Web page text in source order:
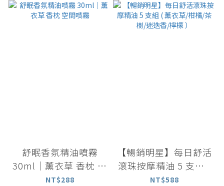
舒眠香氛精油噴霧
30ml｜薰衣草 香枕 空
間噴霧
NT$288
【暢銷明星】每日舒活
滾珠按摩精油 5 支組 (
薰衣草/柑橘/茶樹/迷
NT$588